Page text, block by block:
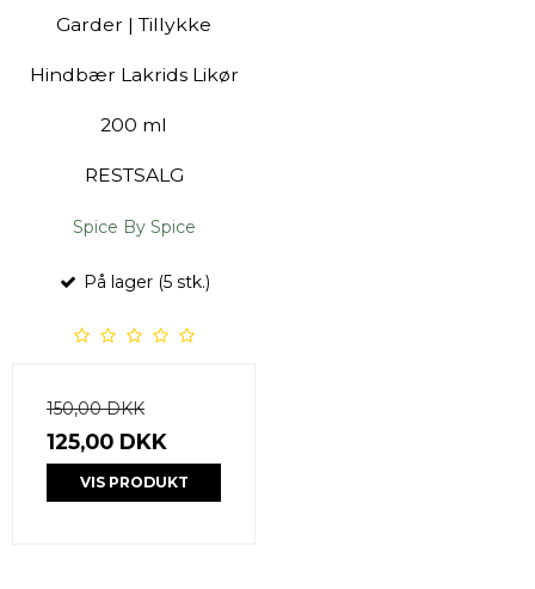
Garder | Tillykke
Hindbær Lakrids Likør
200 ml
RESTSALG
Spice By Spice
På lager (5 stk.)
150,00 DKK
125,00 DKK
VIS PRODUKT